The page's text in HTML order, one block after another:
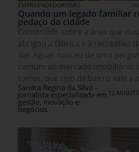
EMPREENDEDORISMO 15
Quando um legado familiar
pedaço da cidade
Construído sobre a área que
abrigou a fábrica e a recreativa
das Águas nasceu de uma
comum ao mercado imobiliário:
torres, que tipo de bairro vale a
Sandra Regina da Silva -
Jornalista especializada em
gestão, inovação e
negócios
12